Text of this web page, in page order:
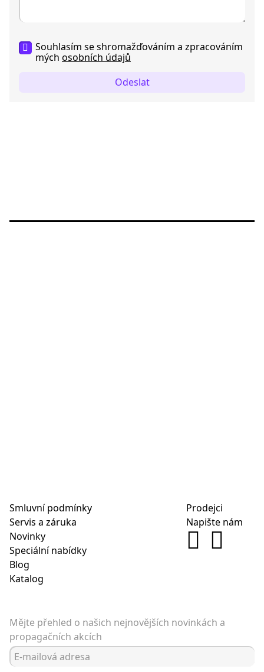
Souhlasím se shromažďováním a zpracováním
mých osobních údajů
Odeslat
Smluvní podmínky
Servis a záruka
Novinky
Speciální nabídky
Blog
Katalog
Prodejci
Napište nám
Mějte přehled o našich nejnovějších novinkách a
propagačních akcích